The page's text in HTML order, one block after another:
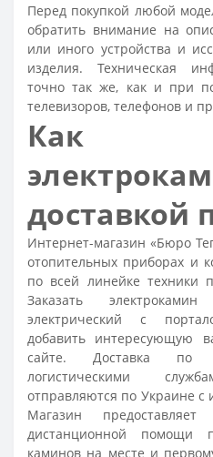
Перед покупкой любой
обратить внимание на
или иного устройства и
изделия. Техническая
точно так же, как и при
телевизоров, телефонов и
Как
доставкой
Интернет-магазин «Бюро
отопительных приборах и
по всей линейке техники
Заказать
электрический с
добавить интересующую
сайте. Доставка по
логистическими
отправляются по Украине с
Магазин
дистанционной помощи
каминов на месте и